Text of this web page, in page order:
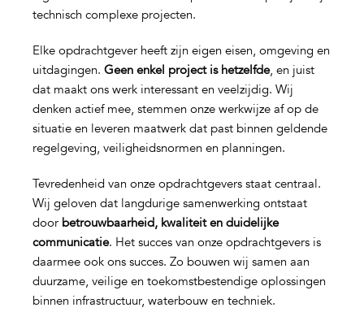
technisch complexe projecten.
Elke opdrachtgever heeft zijn eigen eisen, omgeving en
uitdagingen. Geen enkel project is hetzelfde, en juist
dat maakt ons werk interessant en veelzijdig. Wij
denken actief mee, stemmen onze werkwijze af op de
situatie en leveren maatwerk dat past binnen geldende
regelgeving, veiligheidsnormen en planningen.
Tevredenheid van onze opdrachtgevers staat centraal.
Wij geloven dat langdurige samenwerking ontstaat
door betrouwbaarheid, kwaliteit en duidelijke
communicatie. Het succes van onze opdrachtgevers is
daarmee ook ons succes. Zo bouwen wij samen aan
duurzame, veilige en toekomstbestendige oplossingen
binnen infrastructuur, waterbouw en techniek.